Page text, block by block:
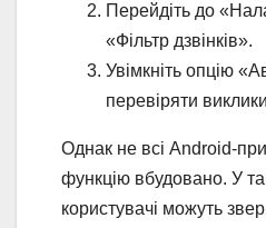
Перейдіть до
«Фільтр дзвінків».
Увімкніть опцію
перевіряти
Однак не всі Android-
функцію вбудовано. У
користувачі можуть